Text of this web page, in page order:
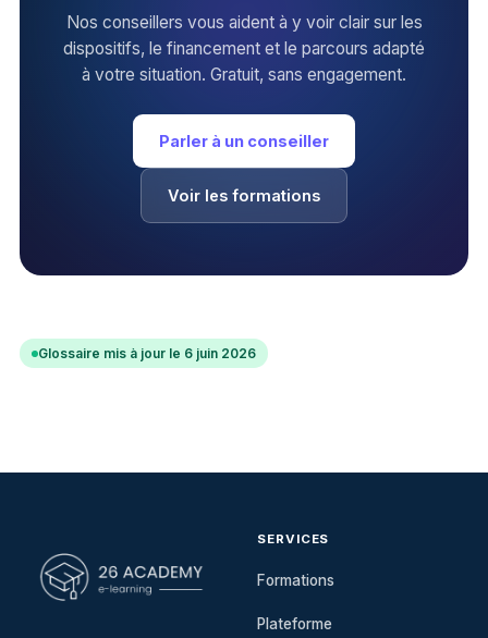
Nos conseillers vous aident à y voir clair sur les
dispositifs, le financement et le parcours adapté
à votre situation. Gratuit, sans engagement.
Parler à un conseiller
Voir les formations
Glossaire mis à jour le 6 juin 2026
SERVICES
Formations
Plateforme